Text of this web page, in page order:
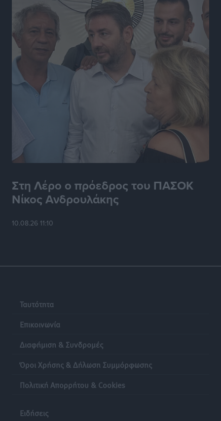
Στη Λέρο ο πρόεδρος του ΠΑΣΟΚ
Νίκος Ανδρουλάκης
10.08.26 11:10
Ταυτότητα
Επικοινωνία
Διαφήμιση & Συνδρομές
Όροι Χρήσης & Δήλωση Συμμόρφωσης
Πολιτική Απορρήτου & Cookies
Ειδήσεις